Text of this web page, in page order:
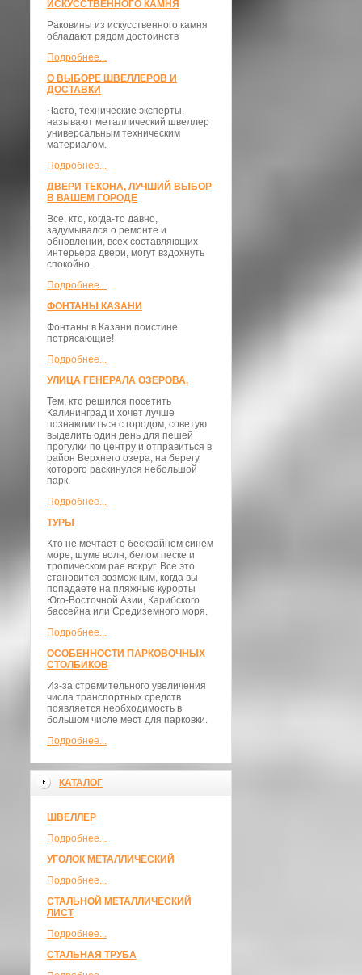
ИСКУССТВЕННОГО КАМНЯ
Раковины из искусственного камня
обладают рядом достоинств
Подробнее...
О ВЫБОРЕ ШВЕЛЛЕРОВ И
ДОСТАВКИ
​Часто, технические эксперты,
называют металлический швеллер
универсальным техническим
материалом.
Подробнее...
ДВЕРИ ТЕКОНА, ЛУЧШИЙ ВЫБОР
В ВАШЕМ ГОРОДЕ
Все, кто, когда-то давно,
задумывался о ремонте и
обновлении, всех составляющих
интерьера двери, могут вздохнуть
спокойно.
Подробнее...
ФОНТАНЫ КАЗАНИ
Фонтаны в Казани поистине
потрясающие!
Подробнее...
УЛИЦА ГЕНЕРАЛА ОЗЕРОВА.
Тем, кто решился посетить
Калининград и хочет лучше
познакомиться с городом, советую
выделить один день для пешей
прогулки по центру и отправиться в
район Верхнего озера, на берегу
которого раскинулся небольшой
парк.
Подробнее...
ТУРЫ
Кто не мечтает о бескрайнем синем
море, шуме волн, белом песке и
тропическом рае вокруг. Все это
становится возможным, когда вы
попадаете на пляжные курорты
Юго-Восточной Азии, Карибского
бассейна или Средиземного моря.
Подробнее...
ОСОБЕННОСТИ ПАРКОВОЧНЫХ
СТОЛБИКОВ
Из-за стремительного увеличения
числа транспортных средств
появляется необходимость в
большом числе мест для парковки.
Подробнее...
КАТАЛОГ
ШВЕЛЛЕР
Подробнее...
УГОЛОК МЕТАЛЛИЧЕСКИЙ
Подробнее...
СТАЛЬНОЙ МЕТАЛЛИЧЕСКИЙ
ЛИСТ
Подробнее...
СТАЛЬНАЯ ТРУБА